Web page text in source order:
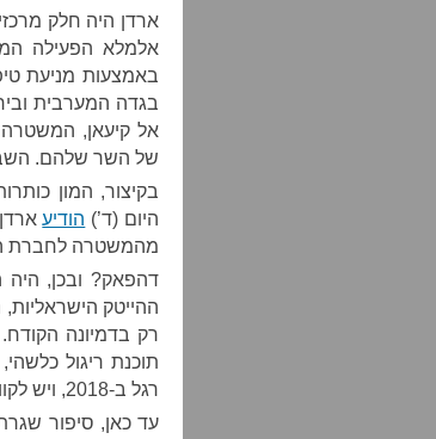
ארדן היה חלק
אלמלא הפעילה
באמצעות מניעת
בגדה המערבית
אל קיעאן,
של השר שלהם.
בקיצור, המון
היום (ד’) הודיע
מהמשטרה לחברת
דהפאק? ובכן,
ההייטק
רק בדמיונה
תוכנת ריגול
רגל ב-2018, ויש לקוות שזה כאב למשקיעיה.
עד כאן, סיפור